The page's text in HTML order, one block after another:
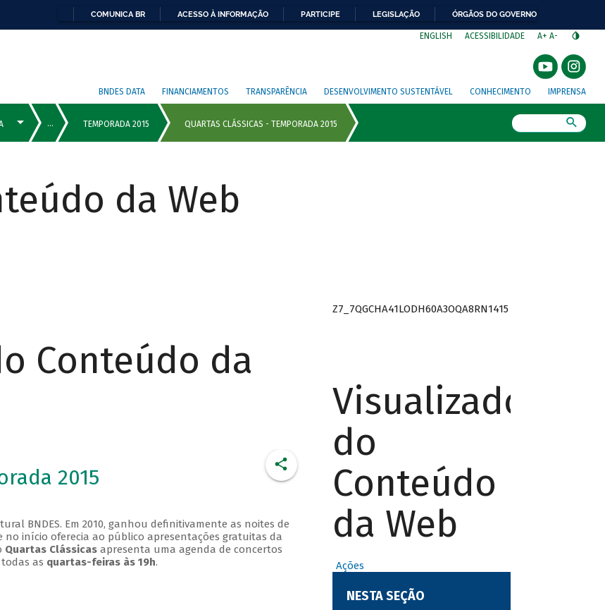
COMUNICA BR ACESSO À INFORMAÇÃO PARTICIPE LEGISLAÇÃO ÓRGÃOS DO GOVERNO
ENGLISH ACESSIBILIDADE A+ A-
BNDES DATA FINANCIAMENTOS TRANSPARÊNCIA DESENVOLVIMENTO SUSTENTÁVEL CONHECIMENTO IMPRENSA
da Web
Conteúdo da
2015
BNDES. Em 2010, ganhou definitivamente as noites de
no início oferecia ao público apresentações gratuitas da
Quartas Clássicasapresenta uma agenda de concertos
as quartas-feiras às 19h.
Z7_7QGCHA41LODH60A3OQA8RN1415
Visualizador
do
Conteúdo
da Web
Ações
NESTA SEÇÃO